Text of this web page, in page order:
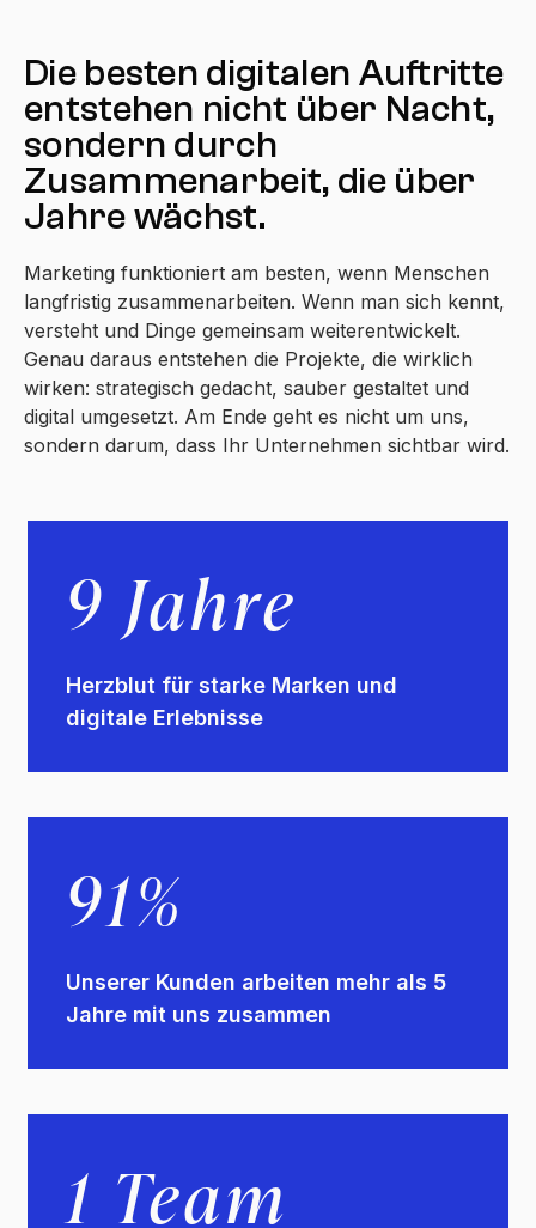
Die besten digitalen Auftritte
entstehen nicht über Nacht,
sondern durch
Zusammenarbeit, die über
Jahre wächst.
Marketing funktioniert am besten, wenn Menschen
langfristig zusammenarbeiten. Wenn man sich kennt,
versteht und Dinge gemeinsam weiterentwickelt.
Genau daraus entstehen die Projekte, die wirklich
wirken: strategisch gedacht, sauber gestaltet und
digital umgesetzt. Am Ende geht es nicht um uns,
sondern darum, dass Ihr Unternehmen sichtbar wird.
9 Jahre
Herzblut für starke Marken und
digitale Erlebnisse
91%
Unserer Kunden arbeiten mehr als 5
Jahre mit uns zusammen
1 Team